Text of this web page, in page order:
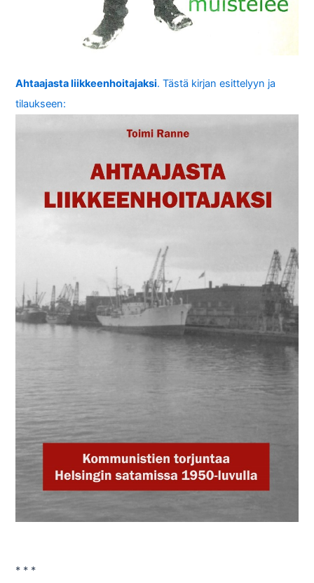
Ahtaajasta liikkeenhoitajaksi. Tästä kirjan esittelyyn ja
tilaukseen:
* * *